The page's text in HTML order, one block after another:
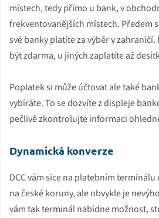
místech, tedy přímo u bank, v
frekventovanějších místech. Předem
své banky platíte za výběr v
být zdarma, u jiných zaplatíte až
Poplatek si může účtovat ale také
vybíráte. To se dozvíte z displeje
pečlivě zkontrolujte informaci
Dynamická konverze
DCC vám sice na platebním
na české koruny, ale obvykle je
vám tak terminál nabídne možnost,